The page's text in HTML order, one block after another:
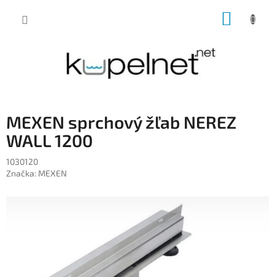
MEXEN sprchový žľab NEREZ
WALL 1200
1030120
Značka: MEXEN